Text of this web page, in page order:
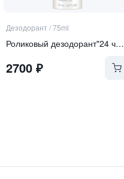
Дезодорант /75ml
Роликовый дезодорант"24 часа"
2700 ₽